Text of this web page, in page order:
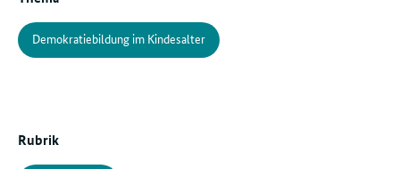
Demokratiebildung im Kindesalter
Rubrik